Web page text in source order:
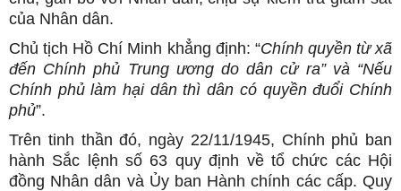
của Nhân dân.
Chủ tịch Hồ Chí Minh khẳng định: “Chính quyền từ xã
đến Chính phủ Trung ương do dân cử ra” và “Nếu
Chính phủ làm hại dân thì dân có quyền đuổi Chính
phủ”.
Trên tinh thần đó, ngày 22/11/1945, Chính phủ ban
hành Sắc lệnh số 63 quy định về tổ chức các Hội
đồng Nhân dân và Ủy ban Hành chính các cấp. Quy